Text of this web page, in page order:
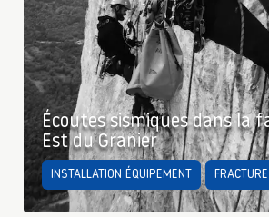
Écoutes sismiques dans la
Est du Granier
INSTALLATION ÉQUIPEMENT FRACTURE